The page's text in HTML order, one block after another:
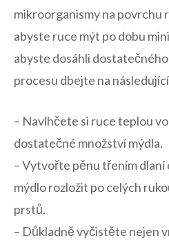
mikroorganismy na povrchu
abyste ruce mýt po‌ dobu
abyste ⁣dosáhli
procesu⁤ dbejte​ na
– Navlhčete si ruce ​teplou
dostatečné množství mýdla.
– Vytvořte pěnu třením dlaní
mýdlo rozložit po celých
prstů.
– ‍Důkladně vyčistěte nejen